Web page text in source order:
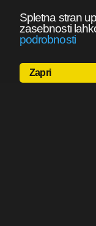
Spletna stran
zasebnosti
podrobnosti
Zapri